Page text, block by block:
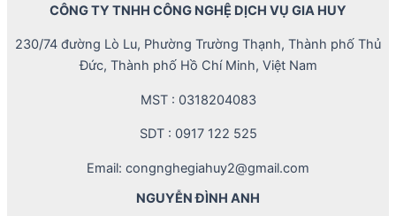
CÔNG TY TNHH CÔNG NGHỆ DỊCH VỤ GIA HUY
230/74 đường Lò Lu, Phường Trường Thạnh, Thành phố Thủ
Đức, Thành phố Hồ Chí Minh, Việt Nam
MST : 0318204083
SDT : 0917 122 525
Email: congnghegiahuy2@gmail.com
NGUYỄN ĐÌNH ANH